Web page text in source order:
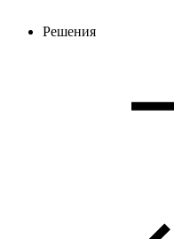
Решения